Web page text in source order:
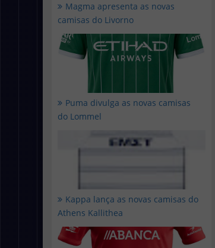
Magma apresenta as novas
camisas do Livorno
Puma divulga as novas camisas
do Lommel
Kappa lança as novas camisas do
Athens Kallithea